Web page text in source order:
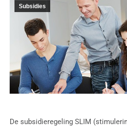
Subsidies
De subsidieregeling SLIM